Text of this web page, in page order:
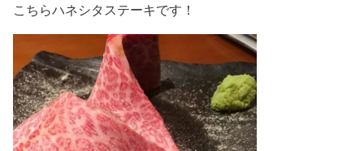
こちらハネシタステーキです！